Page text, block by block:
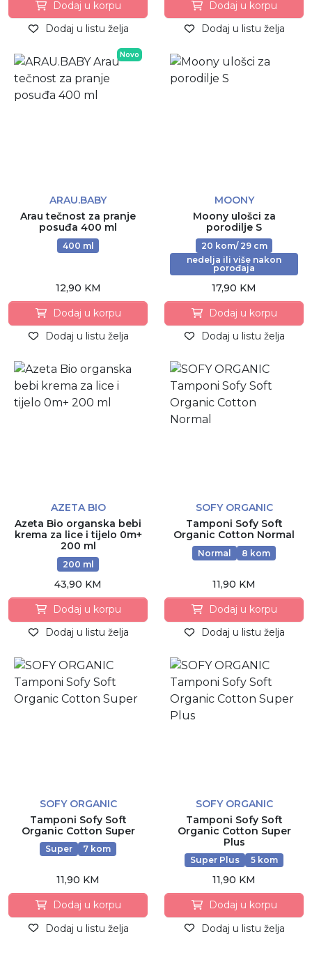
Dodaj u korpu
Dodaj u listu želja
Dodaj u korpu
Dodaj u listu želja
Novo
ARAU.BABY
Arau tečnost za pranje
posuđa 400 ml
400 ml
12,90 KM
Dodaj u korpu
Dodaj u listu želja
MOONY
Moony ulošci za
porodilje S
20 kom/ 29 cm
nedelja ili više nakon
porođaja
17,90 KM
Dodaj u korpu
Dodaj u listu želja
AZETA BIO
Azeta Bio organska bebi
krema za lice i tijelo 0m+
200 ml
200 ml
43,90 KM
Dodaj u korpu
Dodaj u listu želja
SOFY ORGANIC
Tamponi Sofy Soft
Organic Cotton Normal
Normal 8 kom
11,90 KM
Dodaj u korpu
Dodaj u listu želja
SOFY ORGANIC
Tamponi Sofy Soft
Organic Cotton Super
Super 7 kom
11,90 KM
Dodaj u korpu
Dodaj u listu želja
SOFY ORGANIC
Tamponi Sofy Soft
Organic Cotton Super
Plus
Super Plus 5 kom
11,90 KM
Dodaj u korpu
Dodaj u listu želja